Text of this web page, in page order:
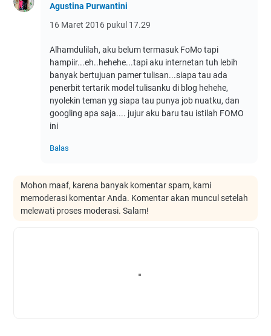
Agustina Purwantini
16 Maret 2016 pukul 17.29
Alhamdulilah, aku belum termasuk FoMo tapi
hampiir...eh..hehehe...tapi aku internetan tuh lebih
banyak bertujuan pamer tulisan...siapa tau ada
penerbit tertarik model tulisanku di blog hehehe,
nyolekin teman yg siapa tau punya job nuatku, dan
googling apa saja.... jujur aku baru tau istilah FOMO
ini
Balas
Mohon maaf, karena banyak komentar spam, kami
memoderasi komentar Anda. Komentar akan muncul setelah
melewati proses moderasi. Salam!